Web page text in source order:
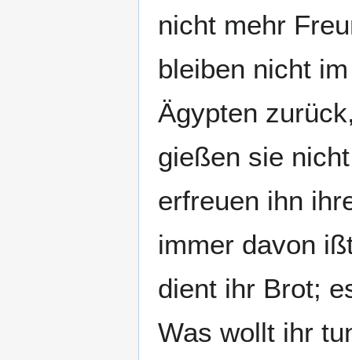
nicht mehr
bleiben nicht
Ägypten
gießen sie
erfreuen ihn
immer davon
dient ihr Brot;
Was wollt ihr